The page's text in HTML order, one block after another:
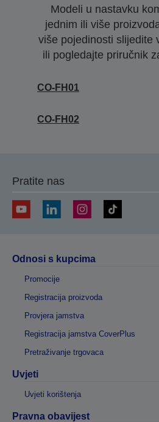
Modeli u nastavku
jednim ili više
više pojedinosti slijedite
ili pogledajte priručnik
CO-FH01
CO-FH02
Pratite nas
Odnosi s kupcima
Promocije
Registracija proizvoda
Provjera jamstva
Registracija jamstva CoverPlus
Pretraživanje trgovaca
Uvjeti
Uvjeti korištenja
Pravna obavijest